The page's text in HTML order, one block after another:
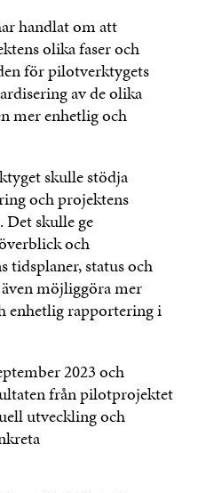
handlat om att
olika faser och
för pilotverktygets
av de olika
mer enhetlig och
skulle stödja
och projektens
skulle ge
och
status och
möjliggöra mer
enhetlig rapportering i
2023 och
från pilotprojektet
utveckling och